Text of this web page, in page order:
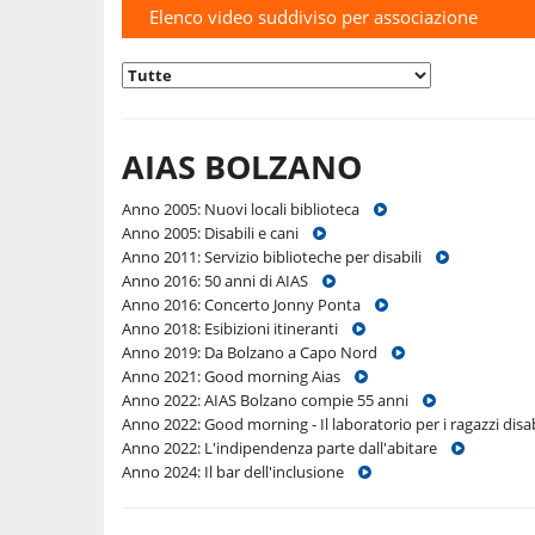
Elenco video suddiviso per associazione
AIAS BOLZANO
Anno 2005: Nuovi locali biblioteca
Anno 2005: Disabili e cani
Anno 2011: Servizio biblioteche per disabili
Anno 2016: 50 anni di AIAS
Anno 2016: Concerto Jonny Ponta
Anno 2018: Esibizioni itineranti
Anno 2019: Da Bolzano a Capo Nord
Anno 2021: Good morning Aias
Anno 2022: AIAS Bolzano compie 55 anni
Anno 2022: Good morning - Il laboratorio per i ragazzi
Anno 2022: L'indipendenza parte dall'abitare
Anno 2024: Il bar dell'inclusione